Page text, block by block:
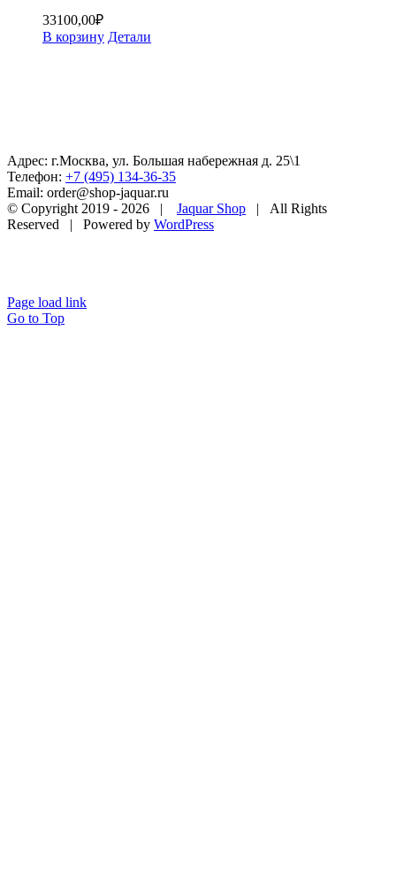
33100,00₽
В корзину Детали
Адрес: г.Москва, ул. Большая набережная д. 25\1
Телефон: +7 (495) 134-36-35
Email: order@shop-jaquar.ru
© Copyright 2019 - 2026 | Jaquar Shop | All Rights
Reserved | Powered by WordPress
Page load link
Go to Top